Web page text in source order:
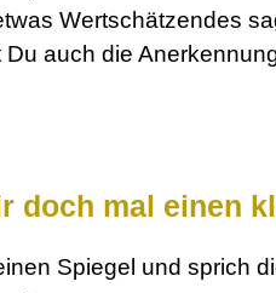
Wertschätzendes
Du auch die
doch mal einen
Spiegel und sprich